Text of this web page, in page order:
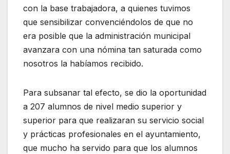
con la base trabajadora, a quienes tuvimos
que sensibilizar convenciéndolos de que no
era posible que la administración municipal
avanzara con una nómina tan saturada como
nosotros la habíamos recibido.
Para subsanar tal efecto, se dio la oportunidad
a 207 alumnos de nivel medio superior y
superior para que realizaran su servicio social
y prácticas profesionales en el ayuntamiento,
que mucho ha servido para que los alumnos